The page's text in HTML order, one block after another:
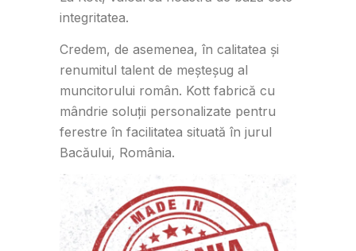
integritatea.
Credem, de asemenea, în calitatea și
renumitul talent de meșteșug al
muncitorului român. Kott fabrică cu
mândrie soluții personalizate pentru
ferestre în facilitatea situată în jurul
Bacăului, România.